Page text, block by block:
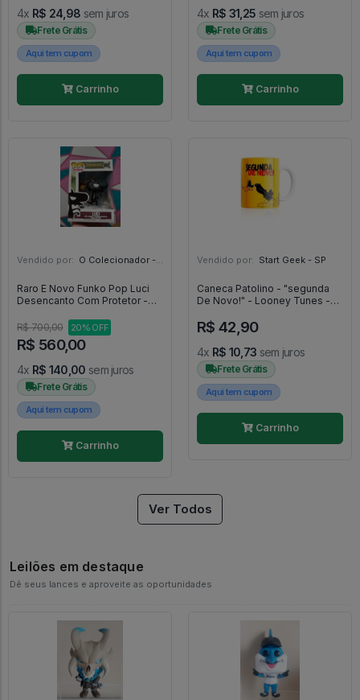
4x R$ 24,98 sem juros
Frete Grátis
Aqui tem cupom
Carrinho
4x R$ 31,25 sem juros
Frete Grátis
Aqui tem cupom
Carrinho
Vendido por: O Colecionador - SP
Raro E Novo Funko Pop Luci
Desencanto Com Protetor -
R$ 700,00
20% OFF
R$ 560,00
4x R$ 140,00 sem juros
Frete Grátis
Aqui tem cupom
Carrinho
Vendido por: Start Geek - SP
Caneca Patolino - "segunda
De Novo!" - Looney Tunes -
R$ 42,90
4x R$ 10,73 sem juros
Frete Grátis
Aqui tem cupom
Carrinho
Ver Todos
Leilões em destaque
Dê seus lances e aproveite as oportunidades